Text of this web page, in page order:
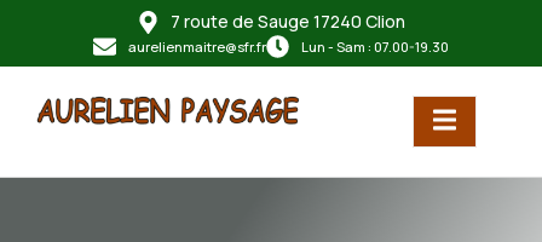
7 route de Sauge 17240 Clion
aurelienmaitre@sfr.fr Lun - Sam : 07.00-19.30